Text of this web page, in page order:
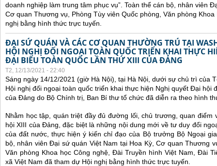
doanh nghiệp làm trung tâm phục vụ”. Toàn thể cán bộ, nhân viên
Cơ quan Thương vụ, Phòng Tùy viên Quốc phòng, Văn phòng
nghị bằng hình thức trực tuyến.
ĐẠI SỨ QUÁN VÀ CÁC CƠ QUAN THƯỜNG TRÚ TẠI
HỘI NGHỊ ĐỐI NGOẠI TOÀN QUỐC TRIỂN KHAI THỰC
ĐẠI BIỂU TOÀN QUỐC LẦN THỨ XIII CỦA ĐẢNG
T2, 12/13/2021 - 22:40
Sáng ngày 14/12/2021 (giờ Hà Nội), tại Hà Nội, dưới sự chủ trì của
Hội nghị đối ngoại toàn quốc triển khai thực hiện Nghị quyết Đại hội
của Đảng do Bộ Chính trị, Ban Bí thư tổ chức đã diễn ra theo hình
Nhằm học tập, quán triệt đầy đủ đường lối, chủ trương, quan điểm
hội XIII của Đảng, đặc biệt là những nội dung mới về tư duy đổi
của đất nước, thực hiện ý kiến chỉ đạo của Bộ trưởng Bộ Ngoại
bộ, nhân viên Đại sứ quán Việt Nam tại Hoa Kỳ, Cơ quan Thương
Văn phòng Khoa học Công nghệ, Đài Truyền hình Việt Nam, Đài
xã Việt Nam đã tham dự Hội nghị bằng hình thức trực tuyến.